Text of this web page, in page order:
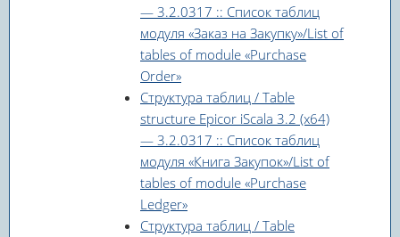
— 3.2.0317 :: Список таблиц
модуля «Заказ на Закупку»/List of
tables of module «Purchase
Order»
Структура таблиц / Table
structure Epicor iScala 3.2 (x64)
— 3.2.0317 :: Список таблиц
модуля «Книга Закупок»/List of
tables of module «Purchase
Ledger»
Структура таблиц / Table